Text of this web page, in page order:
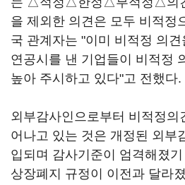
을 제외한 의견은 모두 비적정
국 관계자는 "이미 비적정 의견
연공시를 낸 기업들이 비적정
높아 주시하고 있다"고 전했다.
외부감사인으로부터 비적정의
어나고 있는 것은 개정된 외부
입되며 감사기준이 엄격해졌
상장폐지 규정이 이전과 달라